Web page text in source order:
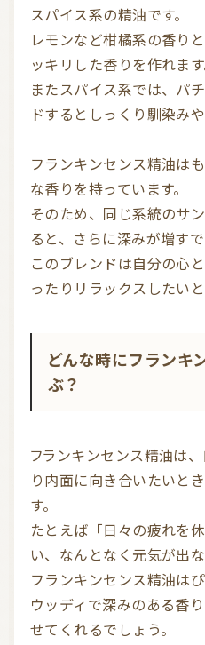
スパイス系の精油です。
レモンなど柑橘系の香り
ッキリした香りを作れます
またスパイス系では、パ
ドするとしっくり馴染みや
フランキンセンス精油は
な香りを持っています。
そのため、同じ系統のサ
ると、さらに深みが増すで
このブレンドは自分の心
どんな時にフランキンセンス精油を選
ぶ？
フランキンセンス精油は、自分自身の心を癒やした
り内面に向き合いたいと
す。
たとえば「日々の疲れを
い、なんとなく元気が出
フランキンセンス精油はぴ
ウッディで深みのある香
せてくれるでしょう。